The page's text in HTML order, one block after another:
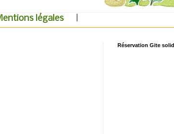
légales
Réservation Gite